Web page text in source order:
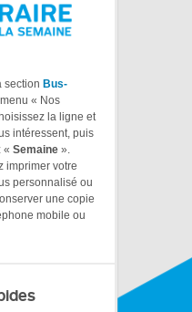
section Bus-
« Nos
la ligne et
intéressent, puis
« Semaine ».
imprimer votre
personnalisé ou
une copie
mobile ou